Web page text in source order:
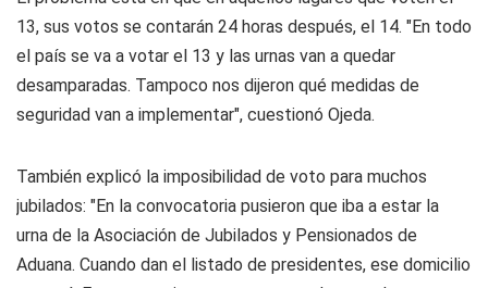
13, sus votos se contarán 24 horas después, el 14. "En todo
el país se va a votar el 13 y las urnas van a quedar
desamparadas. Tampoco nos dijeron qué medidas de
seguridad van a implementar", cuestionó Ojeda.
También explicó la imposibilidad de voto para muchos
jubilados: "En la convocatoria pusieron que iba a estar la
urna de la Asociación de Jubilados y Pensionados de
Aduana. Cuando dan el listado de presidentes, ese domicilio